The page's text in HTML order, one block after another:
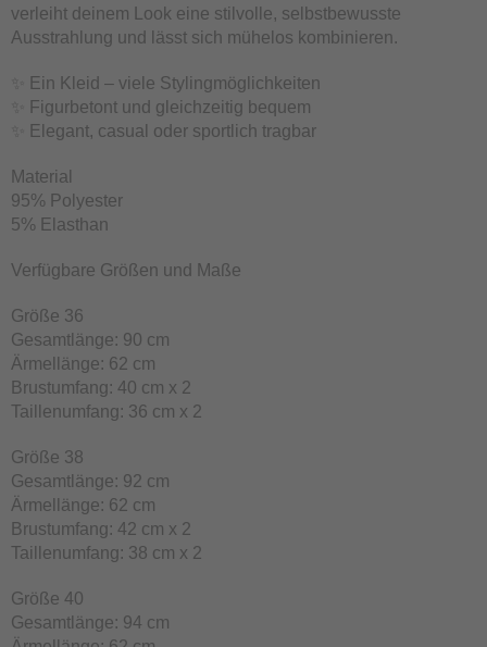
verleiht deinem Look eine stilvolle, selbstbewusste
Ausstrahlung und lässt sich mühelos kombinieren.
✨ Ein Kleid – viele Stylingmöglichkeiten
✨ Figurbetont und gleichzeitig bequem
✨ Elegant, casual oder sportlich tragbar
Material
95% Polyester
5% Elasthan
Verfügbare Größen und Maße
Größe 36
Gesamtlänge: 90 cm
Ärmellänge: 62 cm
Brustumfang: 40 cm x 2
Taillenumfang: 36 cm x 2
Größe 38
Gesamtlänge: 92 cm
Ärmellänge: 62 cm
Brustumfang: 42 cm x 2
Taillenumfang: 38 cm x 2
Größe 40
Gesamtlänge: 94 cm